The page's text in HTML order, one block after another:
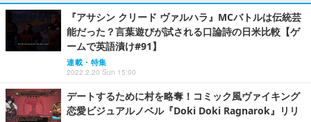
『アサシン クリード ヴァルハラ』MCバトルは伝統芸
能だった？言葉遊びが試される口論詩の日米比較【ゲ
ームで英語漬け#91】
連載・特集
2022.2.20 Sun 15:00
デートするために村を略奪！コミック風ヴァイキング
恋愛ビジュアルノベル『Doki Doki Ragnarok』リリ